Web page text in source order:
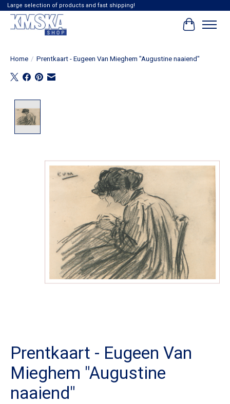
Large selection of products and fast shipping!
Home / Prentkaart - Eugeen Van Mieghem "Augustine naaiend"
Prentkaart - Eugeen Van
Mieghem "Augustine
naaiend"